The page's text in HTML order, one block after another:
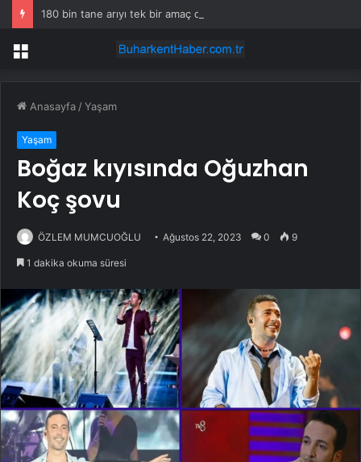
180 bin tane arıyı tek bir amaç doğaya saldılar
Menü
Anasayfa /Yaşam
Yaşam
Boğaz kıyısında Oğuzhan
Koç şovu
ÖZLEM MUMCUOĞLU Ağustos 22, 2023 0 9
1 dakika okuma süresi